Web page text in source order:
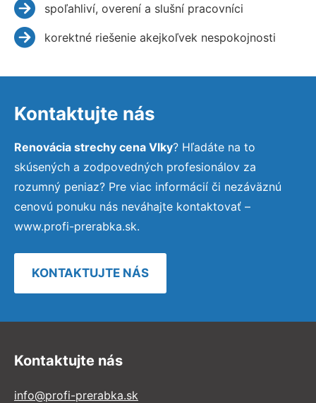
spoľahliví, overení a slušní pracovníci
korektné riešenie akejkoľvek nespokojnosti
Kontaktujte nás
Renovácia strechy cena Vlky? Hľadáte na to
skúsených a zodpovedných profesionálov za
rozumný peniaz? Pre viac informácií či nezáväznú
cenovú ponuku nás neváhajte kontaktovať –
www.profi-prerabka.sk.
KONTAKTUJTE NÁS
Kontaktujte nás
info@profi-prerabka.sk